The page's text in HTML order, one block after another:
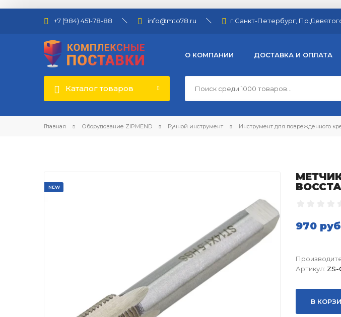
+7 (984) 451-78-88 info@mto78.ru г.Санкт-Петербург,
О КОМПАНИИ ДОСТАВКА И ОПЛАТА
Каталог товаров
Главная Оборудование ZIPMEND Ручной инструмент Инструмент для поврежденного
NEW
970
Артикул: ZS-
В